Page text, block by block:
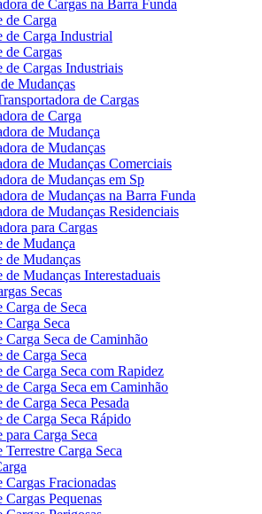
de Cargas na Barra Funda
de Carga
de Carga Industrial
de Cargas
de Cargas Industriais
Mudanças
de Cargas
de Carga
de Mudança
de Mudanças
de Mudanças Comerciais
de Mudanças em Sp
de Mudanças na Barra Funda
de Mudanças Residenciais
para Cargas
de Mudança
de Mudanças
de Mudanças Interestaduais
Secas
Carga de Seca
Carga Seca
Carga Seca de Caminhão
de Carga Seca
de Carga Seca com Rapidez
de Carga Seca em Caminhão
de Carga Seca Pesada
de Carga Seca Rápido
para Carga Seca
Terrestre Carga Seca
Cargas Fracionadas
Cargas Pequenas